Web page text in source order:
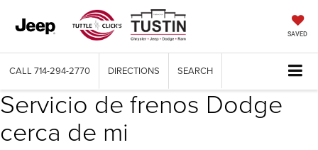
SAVED
CALL 714-294-2770 DIRECTIONS SEARCH
Servicio de frenos Dodge
cerca de mi